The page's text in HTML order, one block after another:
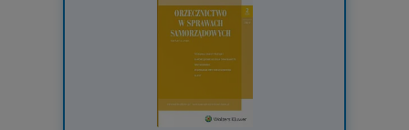
do